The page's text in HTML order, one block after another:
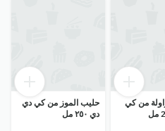
من كي
حليب الموز من كي دي
دي ٢٥٠ مل